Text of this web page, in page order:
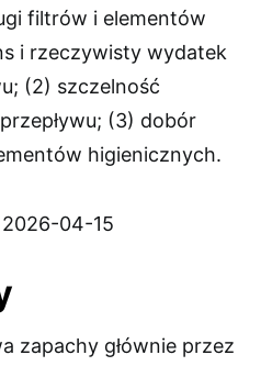
filtrów i elementów
i rzeczywisty wydatek
(2) szczelność
(3) dobór
higienicznych.
2026-04-15
zapachy głównie przez